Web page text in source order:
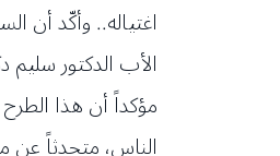
اغتياله.. وأكّد
الأب الدكتور
مؤكداً أن هذا
الناس، متحدثاً عن